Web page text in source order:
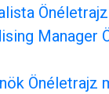
Manager
Önéletrajz